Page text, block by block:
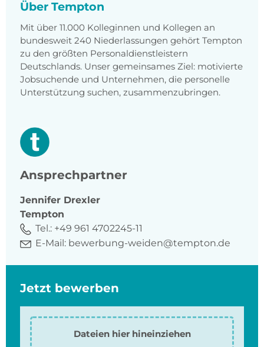
Über Tempton
Mit über 11.000 Kolleginnen und Kollegen an
bundesweit 240 Niederlassungen gehört Tempton
zu den größten Personaldienstleistern
Deutschlands. Unser gemeinsames Ziel: motivierte
Jobsuchende und Unternehmen, die personelle
Unterstützung suchen, zusammenzubringen.
Ansprechpartner
Jennifer Drexler
Tempton
Tel.: +49 961 4702245-11
E-Mail: bewerbung-weiden@tempton.de
Jetzt bewerben
Dateien hier hineinziehen